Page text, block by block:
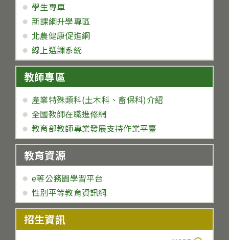
學生專車
新課綱升學專區
北農健康促進網
線上選課系統
教師專區
產業特殊類科(土木科、畜保科)介紹
全國教師在職進修網
教育部教師專業發展支持作業平臺
教育資源
e等公務園學習平台
性別平等教育資訊網
招生資訊